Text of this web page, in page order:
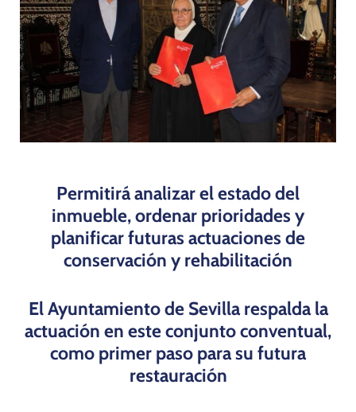
Permitirá analizar el estado del
inmueble, ordenar prioridades y
planificar futuras actuaciones de
conservación y rehabilitación
El Ayuntamiento de Sevilla respalda la
actuación en este conjunto conventual,
como primer paso para su futura
restauración